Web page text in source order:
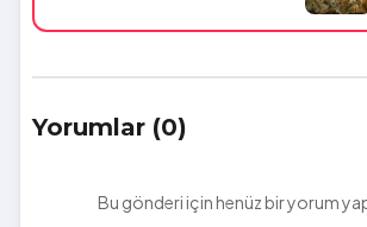
Yorumlar (0)
Bu gönderi için henüz bir yorum